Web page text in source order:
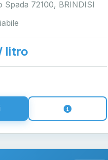
Spada 72100, BRINDISI
litro